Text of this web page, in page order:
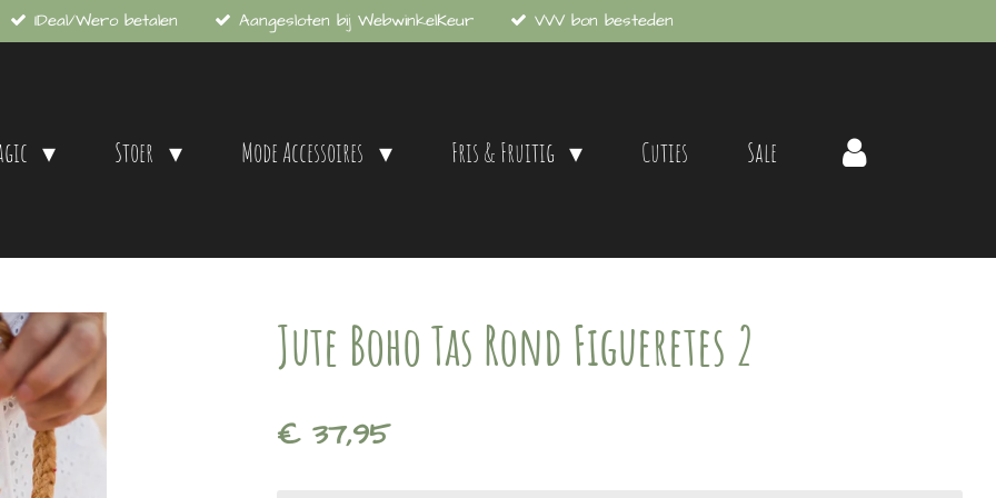
IDeal/Wero betalen Aangesloten bij WebwinkelKeur VVV bon besteden
Stoer Mode Accessoires Fris & Fruitig Cuties Sale
Jute Boho Tas Rond Figueretes 2
€ 37,95